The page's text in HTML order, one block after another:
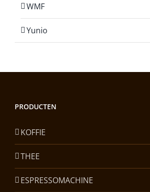
WMF
Yunio
PRODUCTEN
KOFFIE
THEE
ESPRESSOMACHINE